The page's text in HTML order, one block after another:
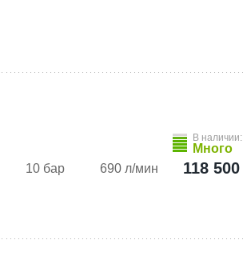
10 бар 690 л/мин
В наличии:
Много
118 500